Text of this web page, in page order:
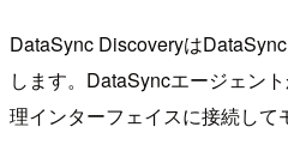
DataSync Discoveryは
します。DataSyncエージェン
理インターフェイスに接続して